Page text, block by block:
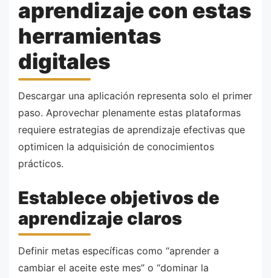
aprendizaje con estas
herramientas
digitales
Descargar una aplicación representa solo el primer
paso. Aprovechar plenamente estas plataformas
requiere estrategias de aprendizaje efectivas que
optimicen la adquisición de conocimientos
prácticos.
Establece objetivos de
aprendizaje claros
Definir metas específicas como “aprender a
cambiar el aceite este mes” o “dominar la